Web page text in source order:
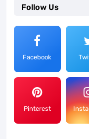
Follow Us
Facebook
Pinterest